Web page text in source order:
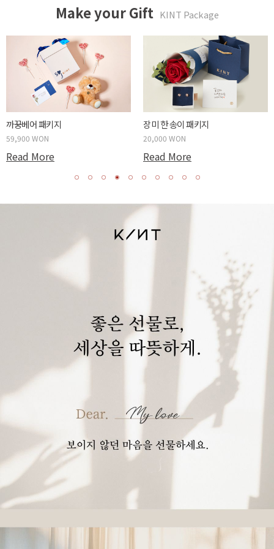
Make your Gift KINT Package
까꿍베어 패키지
59,900 WON
Read More
장미 한 송이 패키지
20,000 WON
Read More